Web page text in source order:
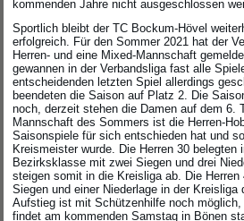
kommenden Jahre nicht ausgeschlossen
Sportlich bleibt der TC Bockum-Hövel
erfolgreich. Für den Sommer 2021 hat der
Herren- und eine Mixed-Mannschaft
gewannen in der Verbandsliga fast alle
entscheidenden letzten Spiel allerdings
beendeten die Saison auf Platz 2. Die
noch, derzeit stehen die Damen auf dem 6.
Mannschaft des Sommers ist die Herren-
Saisonspiele für sich entschieden hat und
Kreismeister wurde. Die Herren 30 belegten
Bezirksklasse mit zwei Siegen und drei
steigen somit in die Kreisliga ab. Die
Siegen und einer Niederlage in der
Aufstieg ist mit Schützenhilfe noch
findet am kommenden Samstag in Bönen